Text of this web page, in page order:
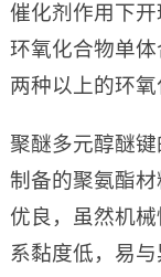
催化剂作用下
环氧化合物单
两种以上的环氧
聚醚多元醇醚
制备的聚氨酯
优良，虽然机
系黏度低，易